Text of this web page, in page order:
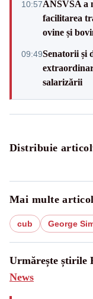
10:57ANSVSA a
facilitarea
ovine și
09:49Senatorii și
salarizării
Distribuie
Mai multe
cub George
Urmărește știrile
News